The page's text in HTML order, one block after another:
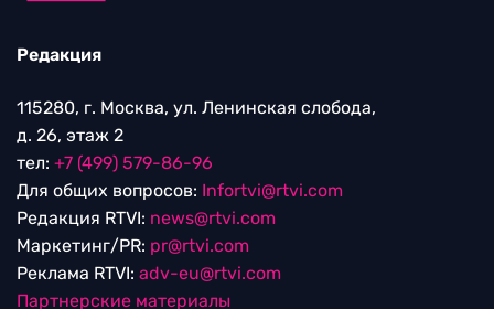
Редакция
115280, г. Москва, ул. Ленинская слобода,
д. 26, этаж 2
тел: +7 (499) 579-86-96
Для общих вопросов: Infortvi@rtvi.com
Редакция RTVI: news@rtvi.com
Маркетинг/PR: pr@rtvi.com
Реклама RTVI: adv-eu@rtvi.com
Партнерские материалы